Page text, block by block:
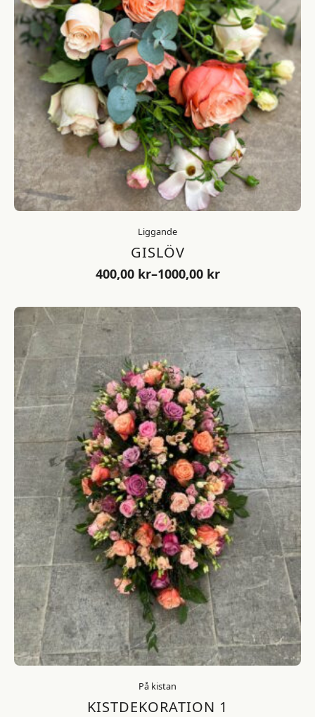
Liggande
GISLÖV
400,00 kr–1000,00 kr
Prisintervall:
till
1000,00 kr
På kistan
KISTDEKORATION 1